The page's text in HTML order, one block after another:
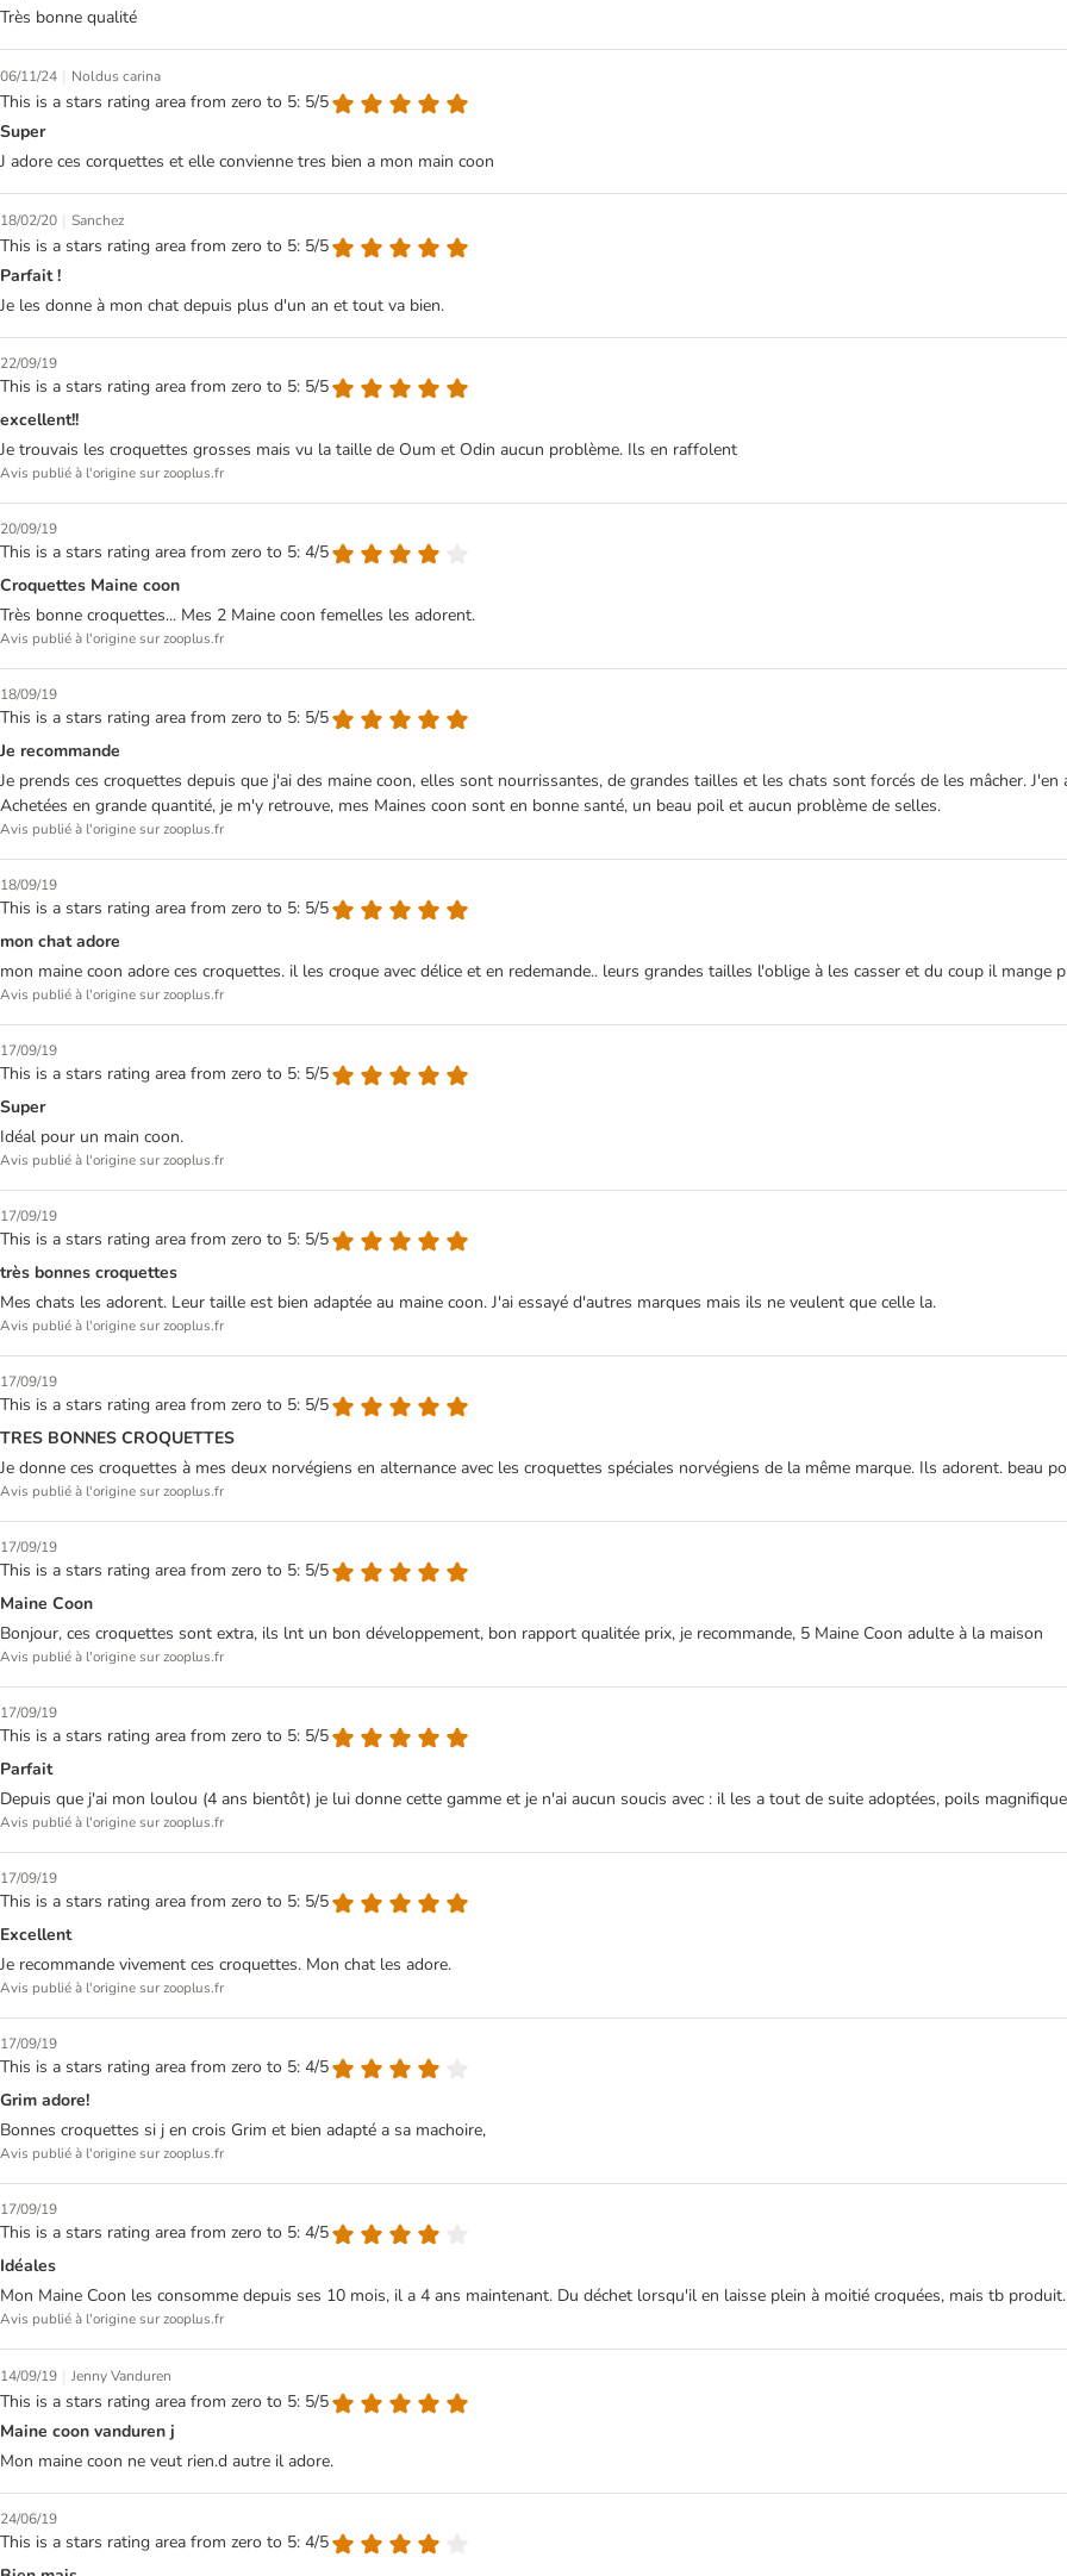
Très bonne qualité
06/11/24 | Noldus carina
This is a stars rating area from zero to 5: 5/5
Super
J adore ces corquettes et elle convienne tres bien a mon main coon
18/02/20 | Sanchez
This is a stars rating area from zero to 5: 5/5
Parfait !
Je les donne à mon chat depuis plus d'un an et tout va bien.
22/09/19
This is a stars rating area from zero to 5: 5/5
excellent!!
Je trouvais les croquettes grosses mais vu la taille de Oum et Odin aucun problème. Ils en raffolent
Avis publié à l'origine sur zooplus.fr
20/09/19
This is a stars rating area from zero to 5: 4/5
Croquettes Maine coon
Très bonne croquettes... Mes 2 Maine coon femelles les adorent.
Avis publié à l'origine sur zooplus.fr
18/09/19
This is a stars rating area from zero to 5: 5/5
Je recommande
Je prends ces croquettes depuis que j'ai des maine coon, elles sont nourrissantes, de grandes tailles et les chats sont forcés de les mâcher.
Achetées en grande quantité, je m'y retrouve, mes Maines coon sont en bonne santé, un beau poil et aucun problème de selles.
Avis publié à l'origine sur zooplus.fr
18/09/19
This is a stars rating area from zero to 5: 5/5
mon chat adore
mon maine coon adore ces croquettes. il les croque avec délice et en redemande.. leurs grandes tailles l'oblige à les casser et du coup il mange
Avis publié à l'origine sur zooplus.fr
17/09/19
This is a stars rating area from zero to 5: 5/5
Super
Idéal pour un main coon.
Avis publié à l'origine sur zooplus.fr
17/09/19
This is a stars rating area from zero to 5: 5/5
très bonnes croquettes
Mes chats les adorent. Leur taille est bien adaptée au maine coon. J'ai essayé d'autres marques mais ils ne veulent que celle la.
Avis publié à l'origine sur zooplus.fr
17/09/19
This is a stars rating area from zero to 5: 5/5
TRES BONNES CROQUETTES
Je donne ces croquettes à mes deux norvégiens en alternance avec les croquettes spéciales norvégiens de la même marque. Ils adorent. beau
Avis publié à l'origine sur zooplus.fr
17/09/19
This is a stars rating area from zero to 5: 5/5
Maine Coon
Bonjour, ces croquettes sont extra, ils lnt un bon développement, bon rapport qualitée prix, je recommande, 5 Maine Coon adulte à la maison
Avis publié à l'origine sur zooplus.fr
17/09/19
This is a stars rating area from zero to 5: 5/5
Parfait
Depuis que j'ai mon loulou (4 ans bientôt) je lui donne cette gamme et je n'ai aucun soucis avec : il les a tout de suite adoptées, poils
Avis publié à l'origine sur zooplus.fr
17/09/19
This is a stars rating area from zero to 5: 5/5
Excellent
Je recommande vivement ces croquettes. Mon chat les adore.
Avis publié à l'origine sur zooplus.fr
17/09/19
This is a stars rating area from zero to 5: 4/5
Grim adore!
Bonnes croquettes si j en crois Grim et bien adapté a sa machoire,
Avis publié à l'origine sur zooplus.fr
17/09/19
This is a stars rating area from zero to 5: 4/5
Idéales
Mon Maine Coon les consomme depuis ses 10 mois, il a 4 ans maintenant. Du déchet lorsqu'il en laisse plein à moitié croquées, mais tb produit.
Avis publié à l'origine sur zooplus.fr
14/09/19 | Jenny Vanduren
This is a stars rating area from zero to 5: 5/5
Maine coon vanduren j
Mon maine coon ne veut rien.d autre il adore.
24/06/19
This is a stars rating area from zero to 5: 4/5